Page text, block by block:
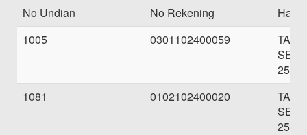
No Undian No Rekening
1005
0301102400059
1081
0102102400020